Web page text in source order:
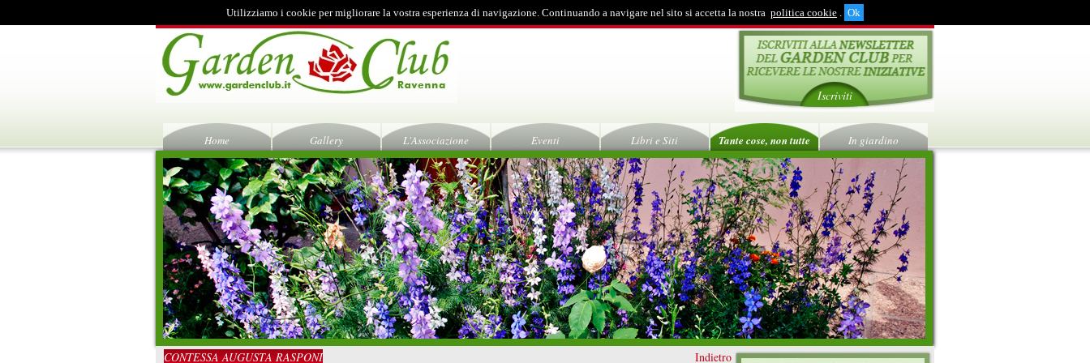
Utilizziamo i cookie per migliorare la vostra esperienza di navigazione. Continuando a navigare nel sito si accetta la nostra politica cookie .
Iscriviti
Home Gallery L'Associazione Eventi Libri e Siti Tante cose, non tutte In giardino
CONTESSA AUGUSTA RASPONI Indietro